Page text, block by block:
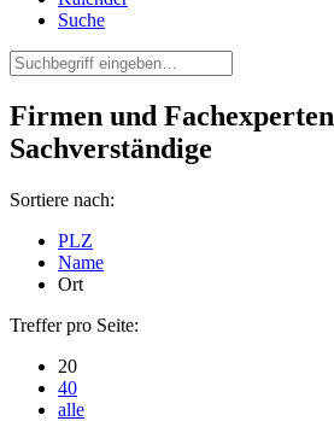
Suche
Firmen und Fachexperten
Sachverständige
Sortiere nach:
PLZ
Name
Ort
Treffer pro Seite:
20
40
alle